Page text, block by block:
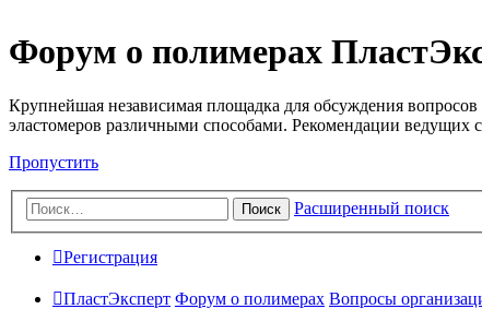
Форум о полимерах
Крупнейшая независимая площадка для обсуждения вопросов
эластомеров различными способами. Рекомендации ведущих
Пропустить
Поиск Расширенный поиск
Регистрация
ПластЭксперт Форум о полимерах Вопросы